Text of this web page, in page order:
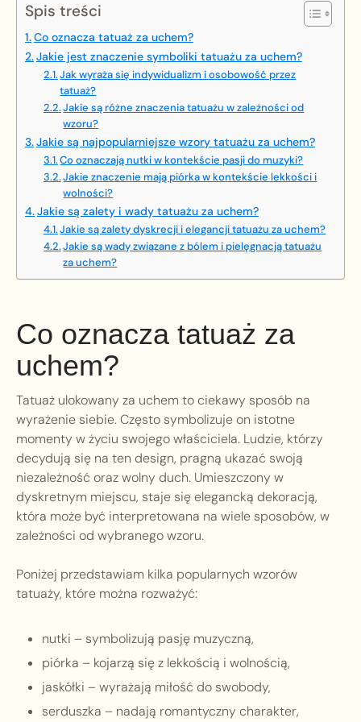
Spis treści
Co oznacza tatuaż za uchem?
Jakie jest znaczenie symboliki tatuażu za uchem?
Jak wyraża się indywidualizm i osobowość przez
tatuaż?
Jakie są różne znaczenia tatuażu w zależności od
wzoru?
Jakie są najpopularniejsze wzory tatuażu za uchem?
Co oznaczają nutki w kontekście pasji do muzyki?
Jakie znaczenie mają piórka w kontekście lekkości i
wolności?
Jakie są zalety i wady tatuażu za uchem?
Jakie są zalety dyskrecji i elegancji tatuażu za uchem?
Jakie są wady związane z bólem i pielęgnacją tatuażu
za uchem?
Co oznacza tatuaż za
uchem?
Tatuaż ulokowany za uchem to ciekawy sposób na
wyrażenie siebie. Często symbolizuje on istotne
momenty w życiu swojego właściciela. Ludzie, którzy
decydują się na ten design, pragną ukazać swoją
niezależność oraz wolny duch. Umieszczony w
dyskretnym miejscu, staje się elegancką dekoracją,
która może być interpretowana na wiele sposobów, w
zależności od wybranego wzoru.
Poniżej przedstawiam kilka popularnych wzorów
tatuaży, które można rozważyć:
nutki – symbolizują pasję muzyczną,
piórka – kojarzą się z lekkością i wolnością,
jaskółki – wyrażają miłość do swobody,
serduszka – nadają romantyczny charakter,